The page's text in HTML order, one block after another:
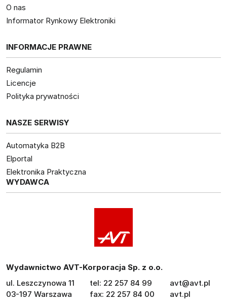
O nas
Informator Rynkowy Elektroniki
INFORMACJE PRAWNE
Regulamin
Licencje
Polityka prywatności
NASZE SERWISY
Automatyka B2B
Elportal
Elektronika Praktyczna
WYDAWCA
Wydawnictwo AVT-Korporacja Sp. z o.o.
ul. Leszczynowa 11
03-197 Warszawa
tel: 22 257 84 99
fax: 22 257 84 00
avt@avt.pl
avt.pl